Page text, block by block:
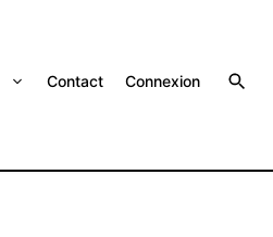
Contact Connexion